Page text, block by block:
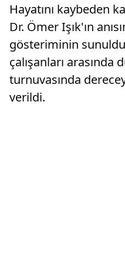
Hayatını kaybeden
Dr. Ömer Işık'ın
gösteriminin
çalışanları
turnuvasında
verildi.